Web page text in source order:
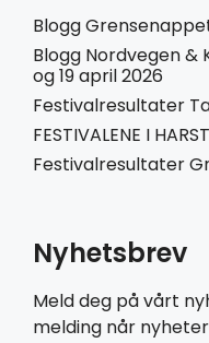
Blogg
Blogg Nordvegen &
og 19 april 2026
Festivalresultater
FESTIVALENE I
Festivalresultater
Nyhetsbrev
Meld deg på vårt
melding når